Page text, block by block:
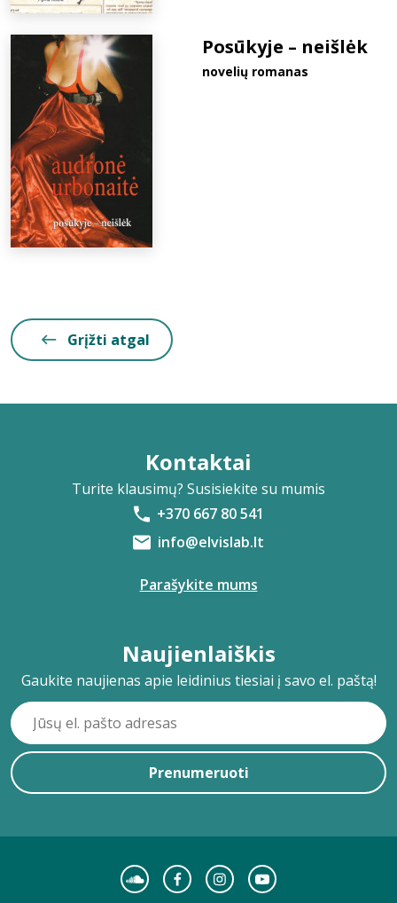
Posūkyje – neišlėk
novelių romanas
Grįžti atgal
Kontaktai
Turite klausimų? Susisiekite su mumis
+370 667 80 541
info@elvislab.lt
Parašykite mums
Naujienlaiškis
Gaukite naujienas apie leidinius tiesiai į savo el. paštą!
Prenumeruoti